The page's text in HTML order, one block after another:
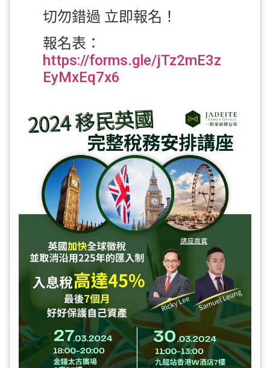
切勿錯過 立即報名！
報名表：
https://forms.gle/jTz2mE3z
EyMxEq7x6